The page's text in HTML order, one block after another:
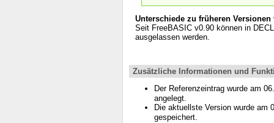
Unterschiede zu früheren Versionen
Seit FreeBASIC v0.90 können in
ausgelassen werden.
Zusätzliche Informationen und
Der Referenzeintrag wurde am
angelegt.
Die aktuellste Version wurde am
gespeichert.